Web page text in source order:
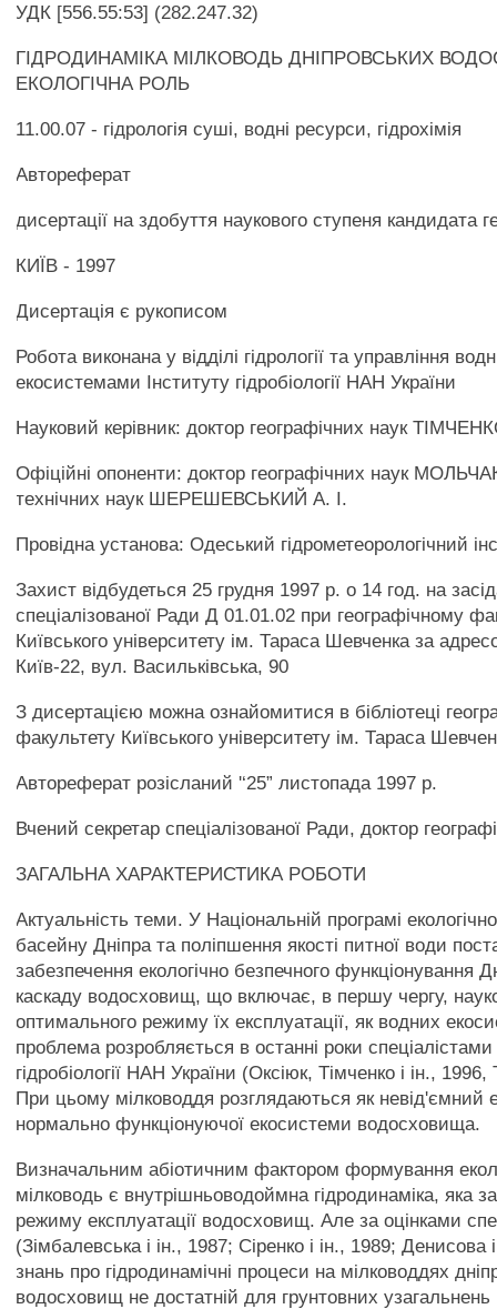
УДК [556.55:53] (282.247.32)
ГІДРОДИНАМІКА МІЛКОВОДЬ ДНІПРОВСЬКИХ
ЕКОЛОГІЧНА РОЛЬ
11.00.07 - гідрологія суші, водні ресурси, гідрохімія
Автореферат
дисертації на здобуття наукового ступеня кандидата
КИЇВ - 1997
Дисертація є рукописом
Робота виконана у відділі гідрології та управління
екосистемами Інституту гідробіології НАН України
Науковий керівник: доктор географічних наук
Офіційні опоненти: доктор географічних наук
технічних наук ШЕРЕШЕВСЬКИЙ А. І.
Провідна установа: Одеський гідрометеорологічний
Захист відбудеться 25 грудня 1997 р. о 14 год. на
спеціалізованої Ради Д 01.01.02 при географічному
Київського університету ім. Тараса Шевченка за
Київ-22, вул. Васильківська, 90
З дисертацією можна ознайомитися в бібліотеці
факультету Київського університету ім. Тараса
Автореферат розісланий '‘25” листопада 1997 р.
Вчений секретар спеціалізованої Ради, доктор
ЗАГАЛЬНА ХАРАКТЕРИСТИКА РОБОТИ
Актуальність теми. У Національній програмі
басейну Дніпра та поліпшення якості питної води
забезпечення екологічно безпечного функціонування
каскаду водосховищ, що включає, в першу чергу,
оптимального режиму їх експлуатації, як водних
проблема розробляється в останні роки спеціалістами
гідробіології НАН України (Оксіюк, Тімченко і ін.,
При цьому мілководдя розглядаються як невід'ємний
нормально функціонуючої екосистеми водосховища.
Визначальним абіотичним фактором формування
мілководь є внутрішньоводоймна гідродинаміка, яка
режиму експлуатації водосховищ. Але за оцінками
(Зімбалевська і ін., 1987; Сіренко і ін., 1989; Денисова
знань про гідродинамічні процеси на мілководдях
водосховищ не достатній для грунтовних узагальнень